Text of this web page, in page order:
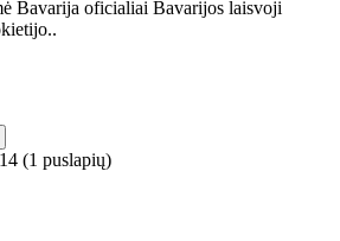
Bavarija oficialiai Bavarijos laisvoji
(1 puslapių)